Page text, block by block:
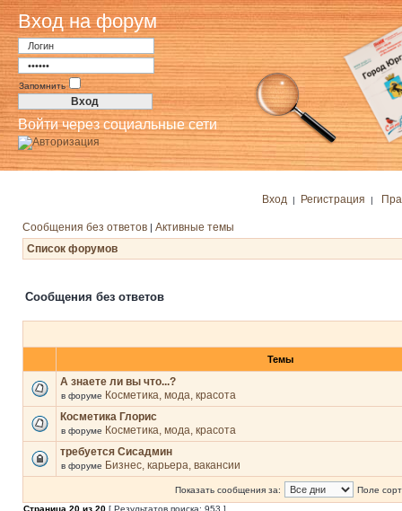
Вход на форум
Запомнить
Войти через социальные сети
Вход | Регистрация |
Сообщения без ответов | Активные темы
Список форумов
Сообщения без ответов
Темы
А знаете ли вы что...?
в форуме Косметика, мода, красота
Косметика Глорис
в форуме Косметика, мода, красота
требуется Сисадмин
в форуме Бизнес, карьера, вакансии
Показать сообщения за:
Поле
Страница 20 из 20 [ Результатов поиска: 953 ]